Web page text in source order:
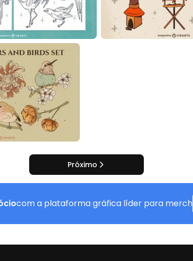
Próximo
com a plataforma gráfica líder para merch